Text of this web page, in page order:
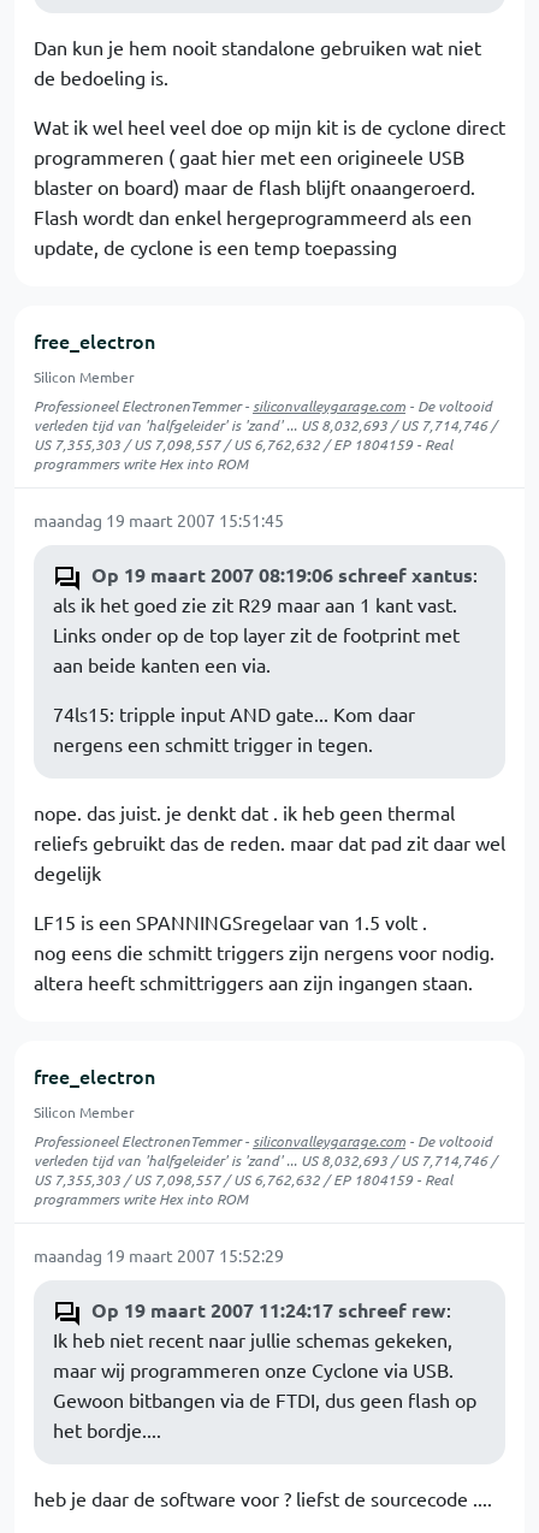
Dan kun je hem nooit standalone gebruiken wat niet
de bedoeling is.
Wat ik wel heel veel doe op mijn kit is de cyclone direct
programmeren ( gaat hier met een origineele USB
blaster on board) maar de flash blijft onaangeroerd.
Flash wordt dan enkel hergeprogrammeerd als een
update, de cyclone is een temp toepassing
free_electron
Silicon Member
Professioneel ElectronenTemmer - siliconvalleygarage.com - De voltooid
verleden tijd van 'halfgeleider' is 'zand' ... US 8,032,693 / US 7,714,746 /
US 7,355,303 / US 7,098,557 / US 6,762,632 / EP 1804159 - Real
programmers write Hex into ROM
maandag 19 maart 2007 15:51:45
Op 19 maart 2007 08:19:06 schreef xantus:
als ik het goed zie zit R29 maar aan 1 kant vast.
Links onder op de top layer zit de footprint met
aan beide kanten een via.
74ls15: tripple input AND gate... Kom daar
nergens een schmitt trigger in tegen.
nope. das juist. je denkt dat . ik heb geen thermal
reliefs gebruikt das de reden. maar dat pad zit daar wel
degelijk
LF15 is een SPANNINGSregelaar van 1.5 volt .
nog eens die schmitt triggers zijn nergens voor nodig.
altera heeft schmittriggers aan zijn ingangen staan.
free_electron
Silicon Member
Professioneel ElectronenTemmer - siliconvalleygarage.com - De voltooid
verleden tijd van 'halfgeleider' is 'zand' ... US 8,032,693 / US 7,714,746 /
US 7,355,303 / US 7,098,557 / US 6,762,632 / EP 1804159 - Real
programmers write Hex into ROM
maandag 19 maart 2007 15:52:29
Op 19 maart 2007 11:24:17 schreef rew:
Ik heb niet recent naar jullie schemas gekeken,
maar wij programmeren onze Cyclone via USB.
Gewoon bitbangen via de FTDI, dus geen flash op
het bordje....
heb je daar de software voor ? liefst de sourcecode ....